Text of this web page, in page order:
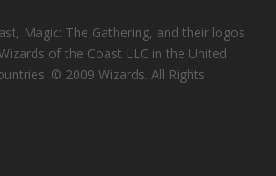
Magic: The Gathering, and their logos
of the Coast LLC in the United
© 2009 Wizards. All Rights